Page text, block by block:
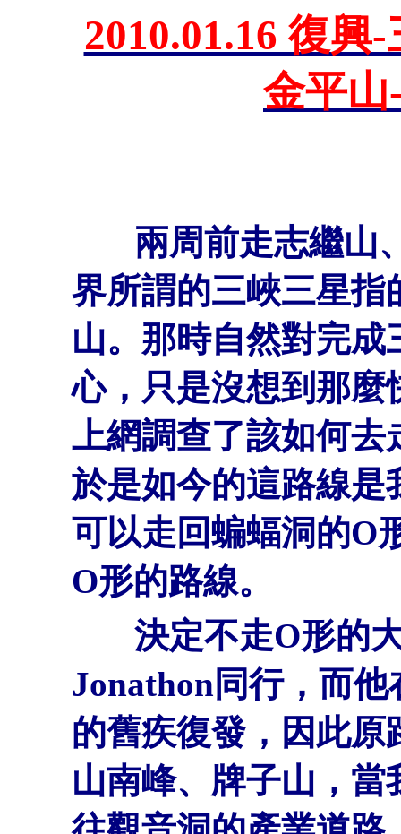
2010.01.16 復興
金平
兩周前走志繼山
界所謂的三峽三星指
山。那時自然對完
心，只是沒想到那麼
上網調查了該如何去
於是如今的這路線是
可以走回蝙蝠洞的O
O形的路線。
決定不走O形的大
Jonathon同行，而
的舊疾復發，因此
山南峰、牌子山，